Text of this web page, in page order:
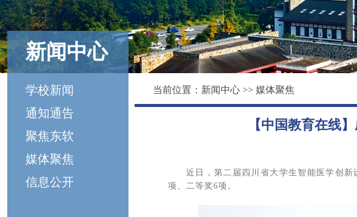
校园
影像
大学
新闻中心
学校新闻
通知通告
聚焦东软
媒体聚焦
信息公开
当前位置： 新闻中心 >> 媒体聚焦
【中国教育在线
近日，第二届四川省大学生智能医学创
项、二等奖6项。